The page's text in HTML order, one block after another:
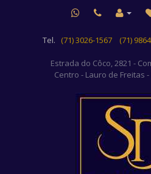
Tel. (71) 3026-1567 (71)
Estrada do Côco, 2821 -
Centro - Lauro de Freitas -